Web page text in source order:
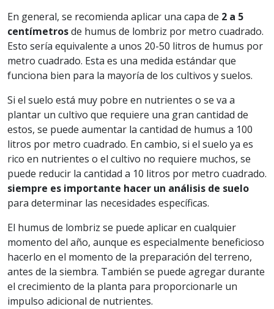
En general, se recomienda aplicar una capa de 2 a 5
centímetrosde humus de lombriz por metro cuadrado.
Esto sería equivalente a unos 20-50 litros de humus por
metro cuadrado. Esta es una medida estándar que
funciona bien para la mayoría de los cultivos y suelos.
Si el suelo está muy pobre en nutrientes o se va a
plantar un cultivo que requiere una gran cantidad de
estos, se puede aumentar la cantidad de humus a 100
litros por metro cuadrado. En cambio, si el suelo ya es
rico en nutrientes o el cultivo no requiere muchos, se
puede reducir la cantidad a 10 litros por metro cuadrado.
siempre es importante hacer un análisis de suelo
para determinar las necesidades específicas.
El humus de lombriz se puede aplicar en cualquier
momento del año, aunque es especialmente beneficioso
hacerlo en el momento de la preparación del terreno,
antes de la siembra. También se puede agregar durante
el crecimiento de la planta para proporcionarle un
impulso adicional de nutrientes.